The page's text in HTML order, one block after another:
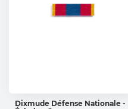
Dixmude Défense Nationale -